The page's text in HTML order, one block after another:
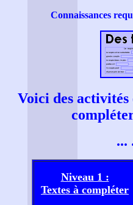
Connaissances
Voici des
...
Niveau 1 :
Textes à compléter